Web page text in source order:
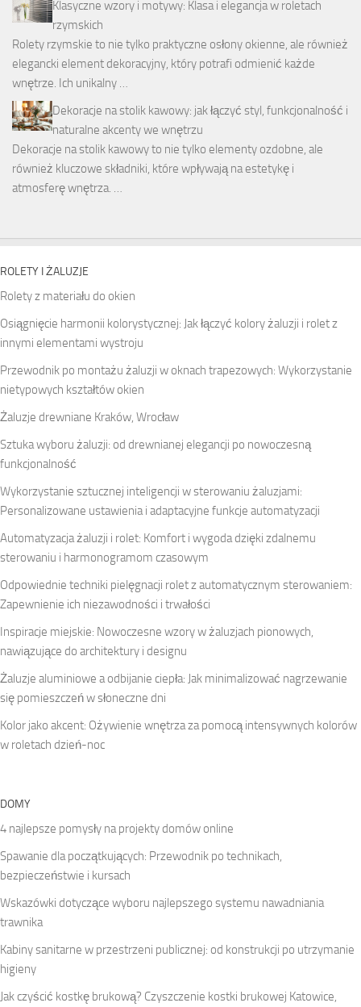
Klasyczne wzory i motywy: Klasa i elegancja w roletach
rzymskich
Rolety rzymskie to nie tylko praktyczne osłony okienne, ale również
elegancki element dekoracyjny, który potrafi odmienić każde
wnętrze. Ich unikalny …
Dekoracje na stolik kawowy: jak łączyć styl, funkcjonalność i
naturalne akcenty we wnętrzu
Dekoracje na stolik kawowy to nie tylko elementy ozdobne, ale
również kluczowe składniki, które wpływają na estetykę i
atmosferę wnętrza. …
ROLETY I ŻALUZJE
Rolety z materiału do okien
Osiągnięcie harmonii kolorystycznej: Jak łączyć kolory żaluzji i rolet z
innymi elementami wystroju
Przewodnik po montażu żaluzji w oknach trapezowych: Wykorzystanie
nietypowych kształtów okien
Żaluzje drewniane Kraków, Wrocław
Sztuka wyboru żaluzji: od drewnianej elegancji po nowoczesną
funkcjonalność
Wykorzystanie sztucznej inteligencji w sterowaniu żaluzjami:
Personalizowane ustawienia i adaptacyjne funkcje automatyzacji
Automatyzacja żaluzji i rolet: Komfort i wygoda dzięki zdalnemu
sterowaniu i harmonogramom czasowym
Odpowiednie techniki pielęgnacji rolet z automatycznym sterowaniem:
Zapewnienie ich niezawodności i trwałości
Inspiracje miejskie: Nowoczesne wzory w żaluzjach pionowych,
nawiązujące do architektury i designu
Żaluzje aluminiowe a odbijanie ciepła: Jak minimalizować nagrzewanie
się pomieszczeń w słoneczne dni
Kolor jako akcent: Ożywienie wnętrza za pomocą intensywnych kolorów
w roletach dzień-noc
DOMY
4 najlepsze pomysły na projekty domów online
Spawanie dla początkujących: Przewodnik po technikach,
bezpieczeństwie i kursach
Wskazówki dotyczące wyboru najlepszego systemu nawadniania
trawnika
Kabiny sanitarne w przestrzeni publicznej: od konstrukcji po utrzymanie
higieny
Jak czyścić kostkę brukową? Czyszczenie kostki brukowej Katowice,